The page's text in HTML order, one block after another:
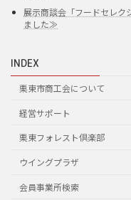
展示商談会「フードセレ
ました≫
INDEX
栗東市商工会について
経営サポート
栗東フォレスト倶楽部
ウイングプラザ
会員事業所検索